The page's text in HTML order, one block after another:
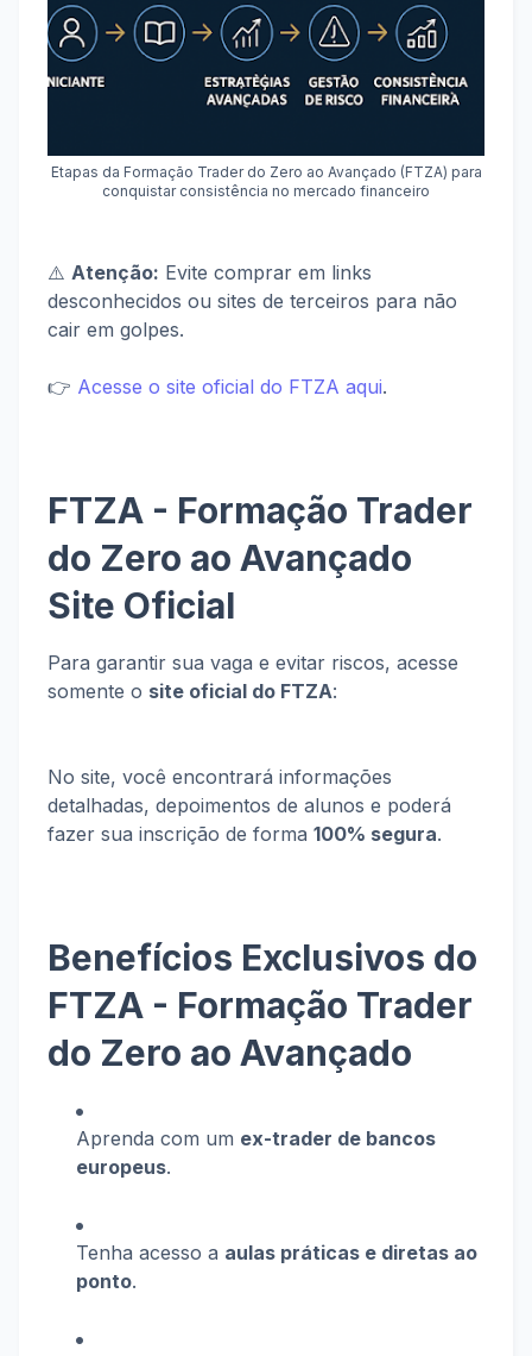
Etapas da Formação Trader do Zero ao Avançado (FTZA) para
conquistar consistência no mercado financeiro
⚠️ Atenção: Evite comprar em links
desconhecidos ou sites de terceiros para não
cair em golpes.
👉 Acesse o site oficial do FTZA aqui.
FTZA - Formação Trader
do Zero ao Avançado
Site Oficial
Para garantir sua vaga e evitar riscos, acesse
somente o site oficial do FTZA:
No site, você encontrará informações
detalhadas, depoimentos de alunos e poderá
fazer sua inscrição de forma 100% segura.
Benefícios Exclusivos do
FTZA - Formação Trader
do Zero ao Avançado
Aprenda com um ex-trader de bancos
europeus.
Tenha acesso a aulas práticas e diretas ao
ponto.